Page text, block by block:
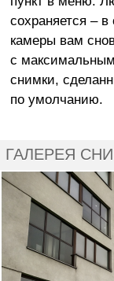
сохраняется –
камеры вам
с
снимки,
по умолчанию.
ГАЛЕРЕЯ